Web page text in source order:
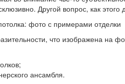
Другой вопрос, как этого
фото с примерами отделки
что изображена на
ансамбля.